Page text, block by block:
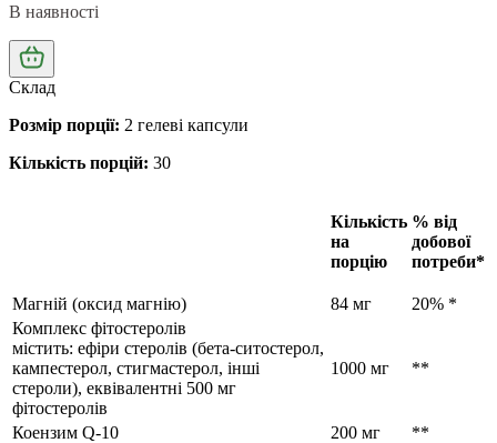
В наявності
Склад
Розмір порції: 2 гелеві капсули
Кількість порцій: 30
Кількість
на
порцію
% від
добової
потреби*
Магній (оксид магнію) 84 мг
20% *
Комплекс фітостеролів
містить: ефіри стеролів (бета-ситостерол,
кампестерол, стигмастерол, інші
стероли), еквівалентні 500 мг
фітостеролів
1000 мг **
Коензим Q-10 200 мг **